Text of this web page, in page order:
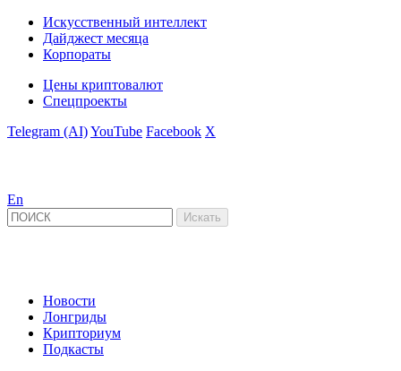
Искусственный интеллект
Дайджест месяца
Корпораты
Цены криптовалют
Спецпроекты
Telegram (AI)YouTube Facebook X
En
Новости
Лонгриды
Крипториум
Подкасты